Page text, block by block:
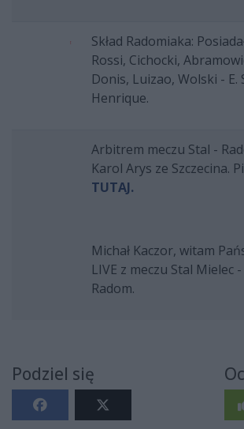
Skład Radomiaka:
Rossi, Cichocki,
Donis, Luizao, Wolski - E.
Henrique.
Arbitrem meczu Stal -
Karol Arys ze Szczecina.
TUTAJ.
Michał Kaczor, witam
LIVE z meczu Stal Mielec
Radom.
Podziel się